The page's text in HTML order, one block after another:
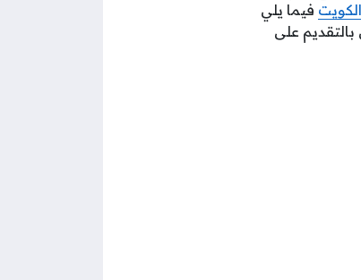
فيما يلي
على